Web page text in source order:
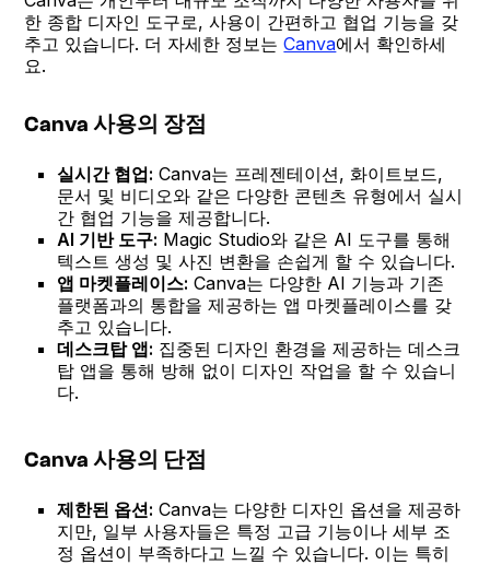
한 종합 디자인 도구로, 사용이 간편하고 협업 기능을 갖
추고 있습니다. 더 자세한 정보는Canva에서 확인하세
요.
Canva 사용의 장점
실시간 협업: Canva는 프레젠테이션, 화이트보드,
문서 및 비디오와 같은 다양한 콘텐츠 유형에서 실시
간 협업 기능을 제공합니다.
AI 기반 도구: Magic Studio와 같은 AI 도구를 통해
텍스트 생성 및 사진 변환을 손쉽게 할 수 있습니다.
앱 마켓플레이스: Canva는 다양한 AI 기능과 기존
플랫폼과의 통합을 제공하는 앱 마켓플레이스를 갖
추고 있습니다.
데스크탑 앱: 집중된 디자인 환경을 제공하는 데스크
탑 앱을 통해 방해 없이 디자인 작업을 할 수 있습니
다.
Canva 사용의 단점
제한된 옵션: Canva는 다양한 디자인 옵션을 제공하
지만, 일부 사용자들은 특정 고급 기능이나 세부 조
정 옵션이 부족하다고 느낄 수 있습니다. 이는 특히